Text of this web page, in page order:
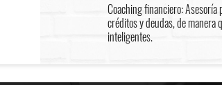
Coaching financiero:
créditos y deudas, de manera
inteligentes.